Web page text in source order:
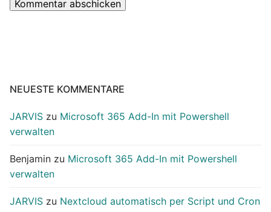
NEUESTE KOMMENTARE
JARVIS zu Microsoft 365 Add-In mit Powershell
verwalten
Benjamin zu Microsoft 365 Add-In mit Powershell
verwalten
JARVIS zu Nextcloud automatisch per Script und Cron